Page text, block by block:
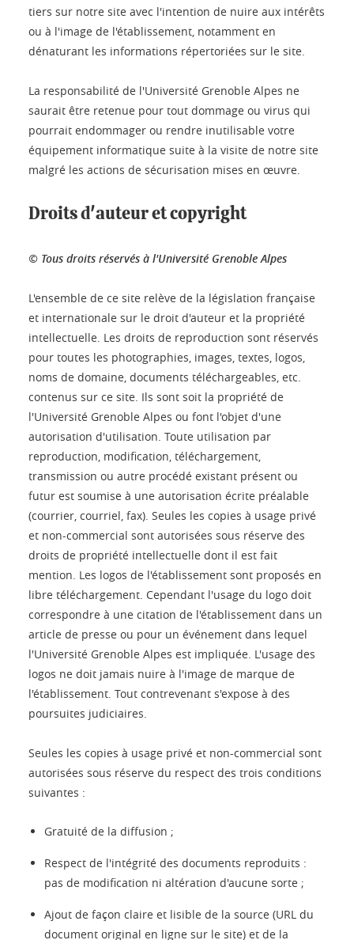
tiers sur notre site avec l'intention de nuire aux intérêts
ou à l'image de l'établissement, notamment en
dénaturant les informations répertoriées sur le site.
La responsabilité de l'Université Grenoble Alpes ne
saurait être retenue pour tout dommage ou virus qui
pourrait endommager ou rendre inutilisable votre
équipement informatique suite à la visite de notre site
malgré les actions de sécurisation mises en œuvre.
Droits d'auteur et copyright
© Tous droits réservés à l'Université Grenoble Alpes
L'ensemble de ce site relève de la législation française
et internationale sur le droit d'auteur et la propriété
intellectuelle. Les droits de reproduction sont réservés
pour toutes les photographies, images, textes, logos,
noms de domaine, documents téléchargeables, etc.
contenus sur ce site. Ils sont soit la propriété de
l'Université Grenoble Alpes ou font l'objet d'une
autorisation d'utilisation. Toute utilisation par
reproduction, modification, téléchargement,
transmission ou autre procédé existant présent ou
futur est soumise à une autorisation écrite préalable
(courrier, courriel, fax). Seules les copies à usage privé
et non-commercial sont autorisées sous réserve des
droits de propriété intellectuelle dont il est fait
mention. Les logos de l'établissement sont proposés en
libre téléchargement. Cependant l'usage du logo doit
correspondre à une citation de l'établissement dans un
article de presse ou pour un événement dans lequel
l'Université Grenoble Alpes est impliquée. L'usage des
logos ne doit jamais nuire à l'image de marque de
l'établissement. Tout contrevenant s'expose à des
poursuites judiciaires.
Seules les copies à usage privé et non-commercial sont
autorisées sous réserve du respect des trois conditions
suivantes :
Gratuité de la diffusion ;
Respect de l'intégrité des documents reproduits :
pas de modification ni altération d'aucune sorte ;
Ajout de façon claire et lisible de la source (URL du
document original en ligne sur le site) et de la